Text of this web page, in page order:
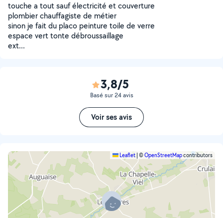
touche a tout sauf électricité et couverture
plombier chauffagiste de métier
sinon je fait du placo peinture toile de verre
espace vert tonte débroussaillage
ext...
3,8/5
Basé sur 24 avis
Voir ses avis
Leaflet ©OpenStreetMapcontributors